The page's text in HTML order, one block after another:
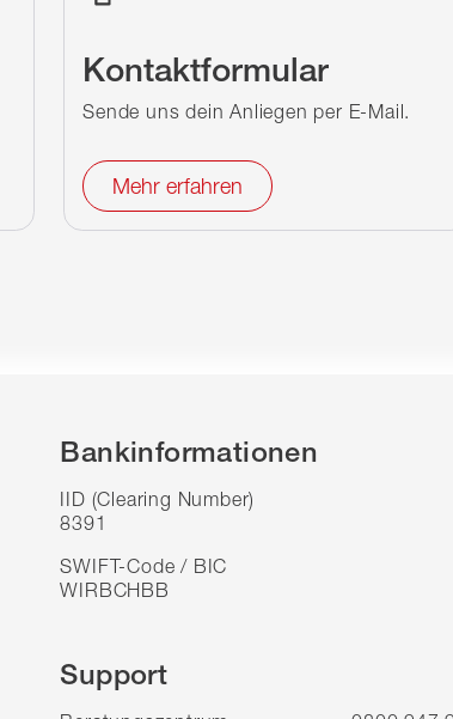
Kontaktformular
Sende uns dein Anliegen per E-Mail.
Mehr erfahren
Bankinformationen
IID (Clearing Number)
8391
SWIFT-Code / BIC
WIRBCHBB
Support